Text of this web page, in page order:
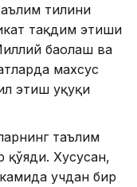
тилини
тақдим этиши
баҳолаш ва
махсус
этиш ҳуқуқи
таълим
қўяди. Хусусан,
учдан бир